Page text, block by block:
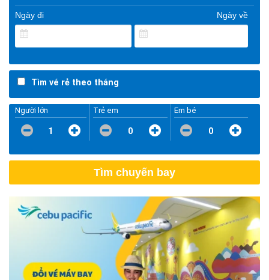
Ngày đi Ngày về
Tìm vé rẻ theo tháng
Người lớn
1
Trẻ em
0
Em bé
0
Tìm chuyến bay